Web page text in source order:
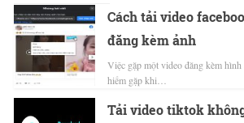
Cách tải video
đăng kèm ảnh
Việc gặp một video đăng kèm
hiếm gặp khi…
Tải video tiktok